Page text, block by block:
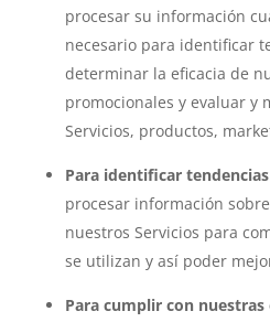
procesar su información
necesario para identificar
determinar la eficacia de
promocionales y evaluar y
Servicios, productos,
Para identificar
procesar información
nuestros Servicios para
se utilizan y así poder
Para cumplir con nuestras